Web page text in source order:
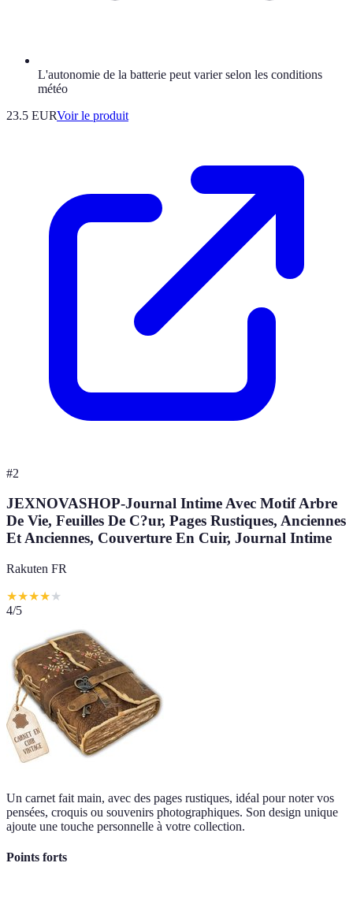
L'autonomie de la batterie peut varier selon les conditions
météo
23.5 EURVoir le produit
#2
JEXNOVASHOP-Journal Intime Avec Motif Arbre
De Vie, Feuilles De C?ur, Pages Rustiques, Anciennes
Et Anciennes, Couverture En Cuir, Journal Intime
Rakuten FR
★★★★★
4/5
Un carnet fait main, avec des pages rustiques, idéal pour noter vos
pensées, croquis ou souvenirs photographiques. Son design unique
ajoute une touche personnelle à votre collection.
Points forts